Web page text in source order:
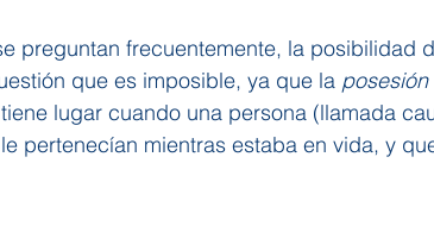
preguntan frecuentemente, la posibilidad
que es imposible, ya que la
lugar cuando una persona (llamada
pertenecían mientras estaba en vida, y